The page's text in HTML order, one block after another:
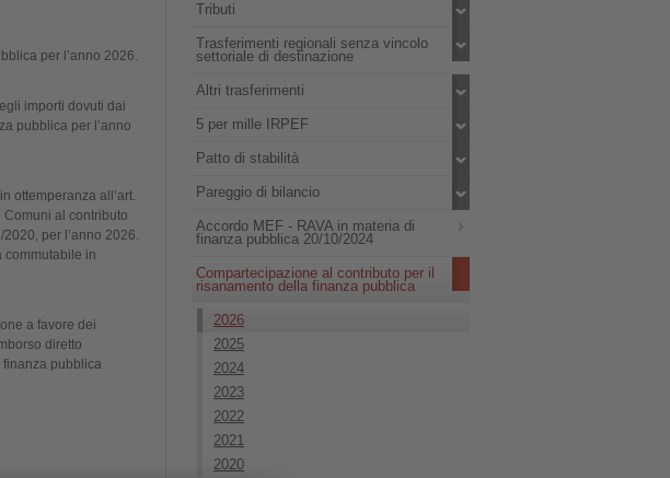
per l’anno 2026.
importi dovuti dai
pubblica per l’anno
ottemperanza all’art.
al contributo
per l’anno 2026.
commutabile in
a favore dei
diretto
finanza pubblica
Tributi
Trasferimenti regionali senza vincolo
settoriale di destinazione
Altri trasferimenti
5 per mille IRPEF
Patto di stabilità
Pareggio di bilancio
Accordo MEF - RAVA in materia di
finanza pubblica 20/10/2024
Compartecipazione al contributo per il
risanamento della finanza pubblica
2026
2025
2024
2023
2022
2021
2020